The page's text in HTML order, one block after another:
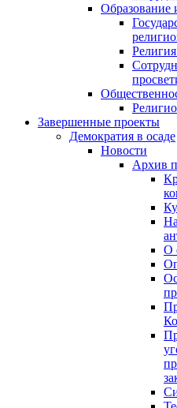
Образование
Завершенные проекты
Демократия в осаде
Новости
Архив
О